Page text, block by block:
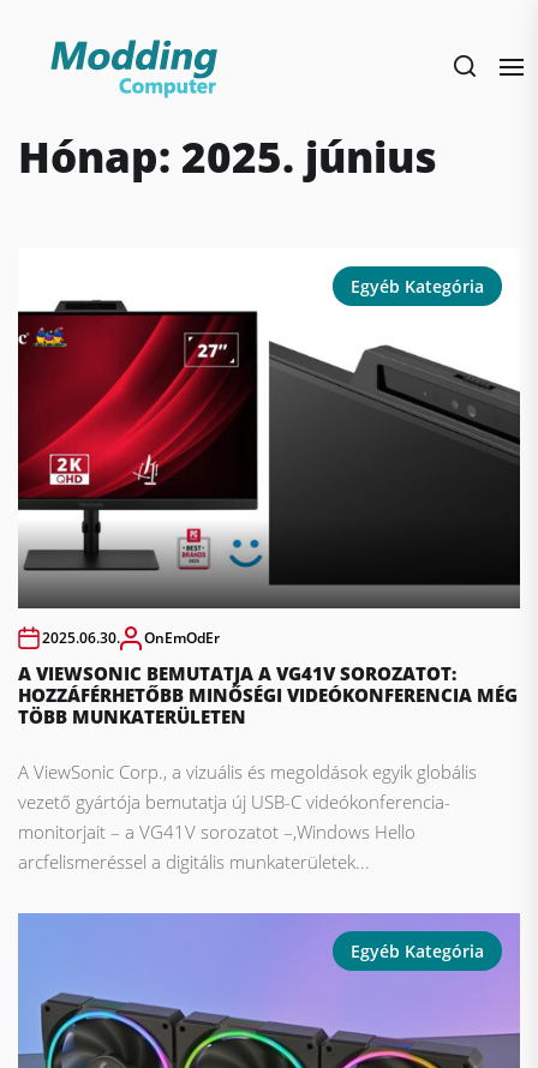
Hónap: 2025. június
Egyéb Kategória
2025.06.30. OnEmOdEr
A VIEWSONIC BEMUTATJA A VG41V SOROZATOT:
HOZZÁFÉRHETŐBB MINŐSÉGI VIDEÓKONFERENCIA MÉG
TÖBB MUNKATERÜLETEN
A ViewSonic Corp., a vizuális és megoldások egyik globális
vezető gyártója bemutatja új USB-C videókonferencia-
monitorjait – a VG41V sorozatot –,Windows Hello
arcfelismeréssel a digitális munkaterületek...
Egyéb Kategória